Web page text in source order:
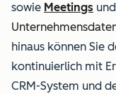
sowie Meetings und
hinaus können Sie
kontinuierlich mit
CRM-System und